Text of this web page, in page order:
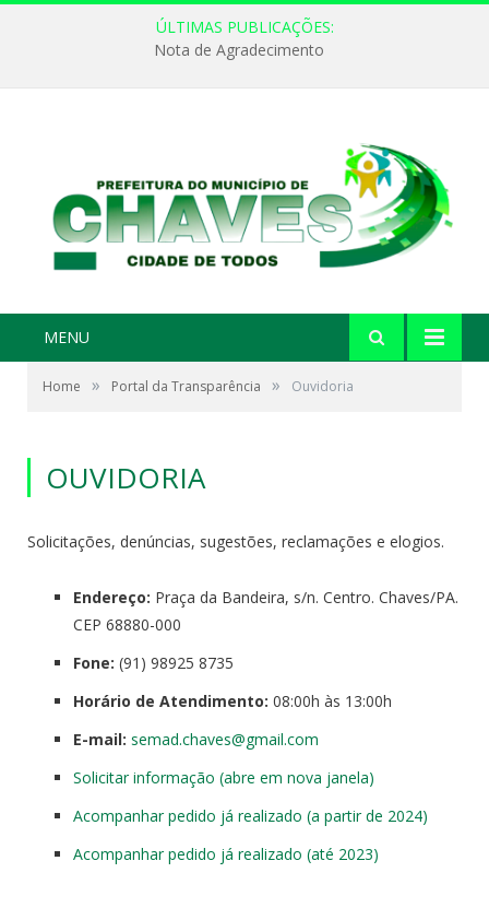
ÚLTIMAS PUBLICAÇÕES:
Nota de Agradecimento
MENU
Home » Portal da Transparência » Ouvidoria
OUVIDORIA
Solicitações, denúncias, sugestões, reclamações e elogios.
Endereço: Praça da Bandeira, s/n. Centro. Chaves/PA.
CEP 68880-000
Fone: (91) 98925 8735
Horário de Atendimento: 08:00h às 13:00h
E-mail: semad.chaves@gmail.com
Solicitar informação (abre em nova janela)
Acompanhar pedido já realizado (a partir de 2024)
Acompanhar pedido já realizado (até 2023)